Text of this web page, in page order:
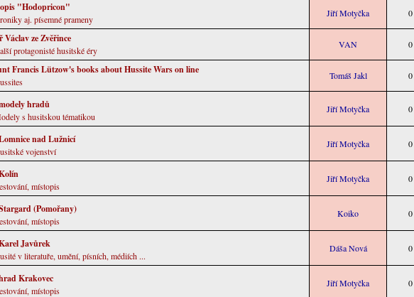
"Hodopricon"
aj. písemné prameny
Jiří Motyčka 0
Václav ze Zvěřince
protagonisté husitské éry
VAN 0
Francis Lützow's books about Hussite Wars on line Tomáš Jakl 0
hradů
s husitskou tématikou
Jiří Motyčka 0
nad Lužnicí
vojenství
Jiří Motyčka 0
místopis
Jiří Motyčka 0
(Pomořany)
místopis
Koiko 0
Javůrek
v literatuře, umění, písních, médiích ...
Dáša Nová 0
Krakovec
místopis
Jiří Motyčka 0